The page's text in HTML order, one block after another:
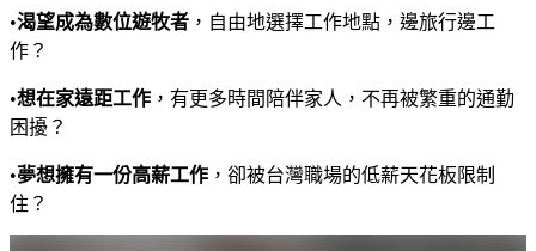
•渴望成為數位遊牧者 ，自由地選擇工作地點，邊旅行邊工
作？
•想在家遠距工作 ，有更多時間陪伴家人，不再被繁重的通勤
困擾？
•夢想擁有一份高薪工作 ，卻被台灣職場的低薪天花板限制
住？